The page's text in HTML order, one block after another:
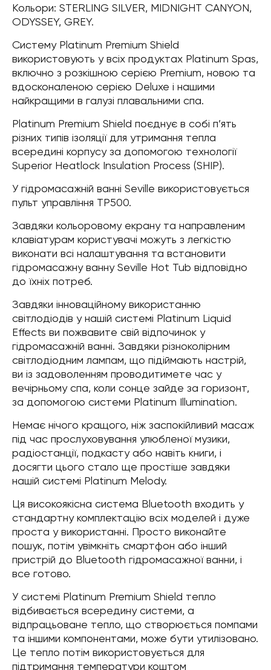
Кольори: STERLING SILVER, MIDNIGHT CANYON,
ODYSSEY, GREY.
Систему Platinum Premium Shield
використовують у всіх продуктах Platinum Spas,
включно з розкішною серією Premium, новою та
вдосконаленою серією Deluxe і нашими
найкращими в галузі плавальними спа.
Platinum Premium Shield поєднує в собі п’ять
різних типів ізоляції для утримання тепла
всередині корпусу за допомогою технології
Superior Heatlock Insulation Process (SHIP).
У гідромасажній ванні Seville використовується
пульт управління TP500.
Завдяки кольоровому екрану та направленим
клавіатурам користувачі можуть з легкістю
виконати всі налаштування та встановити
гідромасажну ванну Seville Hot Tub відповідно
до їхніх потреб.
Завдяки інноваційному використанню
світлодіодів у нашій системі Platinum Liquid
Effects ви пожвавите свій відпочинок у
гідромасажній ванні. Завдяки різноколірним
світлодіодним лампам, що підіймають настрій,
ви із задоволенням проводитимете час у
вечірньому спа, коли сонце зайде за горизонт,
за допомогою системи Platinum Illumination.
Немає нічого кращого, ніж заспокійливий масаж
під час прослуховування улюбленої музики,
радіостанції, подкасту або навіть книги, і
досягти цього стало ще простіше завдяки
нашій системі Platinum Melody.
Ця високоякісна система Bluetooth входить у
стандартну комплектацію всіх моделей і дуже
проста у використанні. Просто виконайте
пошук, потім увімкніть смартфон або інший
пристрій до Bluetooth гідромасажної ванни, і
все готово.
У системі Platinum Premium Shield тепло
відбивається всередину системи, а
відпрацьоване тепло, що створюється помпами
та іншими компонентами, може бути утилізовано.
Це тепло потім використовується для
підтримання температури коштом